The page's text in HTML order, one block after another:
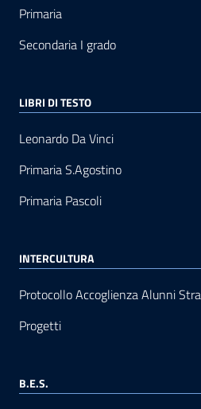
Primaria
Secondaria I grado
LIBRI DI TESTO
Leonardo Da Vinci
Primaria S.Agostino
Primaria Pascoli
INTERCULTURA
Protocollo Accoglienza Alunni
Progetti
B.E.S.